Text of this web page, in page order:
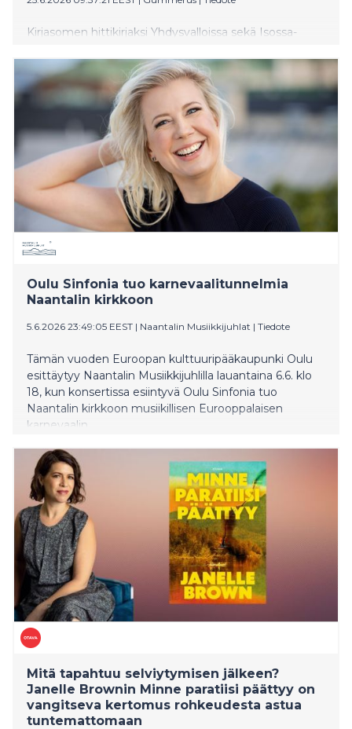
Kirjasomen hittikirjaksi Yhdysvalloissa sekä Isossa-
esikoisromaani Yesteryear ilmestyy suomeksi
elokuussa nimellä Eilisvuosi (Gummerus). Herkullinen
satiiri myrkyllisestä somekulttuurista ja tradwife-
ilmiöstä nousi välittömästi ilmestyttyään
myyntilistojen kärkeen. Esimerkiksi New York Times ja
BBC ovat jo valinneet sen kuluvan vuoden parhaiden
kirjojen joukkoon.
Oulu Sinfonia tuo karnevaalitunnelmia
Naantalin kirkkoon
5.6.2026 23:49:05 EEST | Naantalin Musiikkijuhlat | Tiedote
Tämän vuoden Euroopan kulttuuripääkaupunki Oulu
esittäytyy Naantalin Musiikkijuhlilla lauantaina 6.6. klo
18, kun konsertissa esiintyvä Oulu Sinfonia tuo
Naantalin kirkkoon musiikillisen Eurooppalaisen
karnevaalin.
Mitä tapahtuu selviytymisen jälkeen?
Janelle Brownin Minne paratiisi päättyy on
vangitseva kertomus rohkeudesta astua
tuntemattomaan